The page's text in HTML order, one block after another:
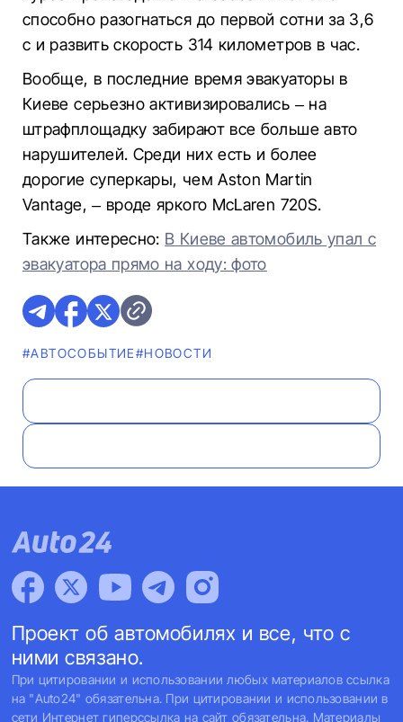
способно разогнаться до первой сотни за 3,6
с и развить скорость 314 километров в час.
Вообще, в последние время эвакуаторы в
Киеве серьезно активизировались – на
штрафплощадку забирают все больше авто
нарушителей. Среди них есть и более
дорогие суперкары, чем Aston Martin
Vantage, – вроде яркого McLaren 720S.
Также интересно: В Киеве автомобиль упал с
эвакуатора прямо на ходу: фото
#АВТОСОБЫТИЕ#НОВОСТИ
Проект об автомобилях и все, что с
ними связано.
При цитировании и использовании любых материалов ссылка
на "Auto24" обязательна. При цитировании и использовании в
сети Интернет гиперссылка на сайт обязательна. Материалы